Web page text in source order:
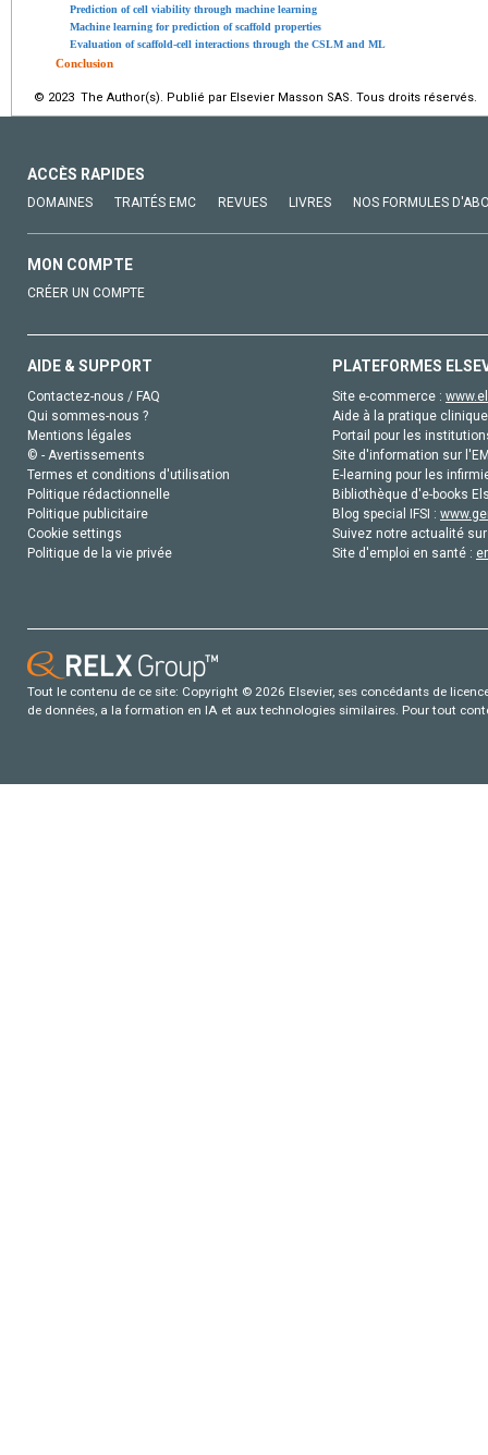
Prediction of cell viability through machine learning
Machine learning for prediction of scaffold properties
Evaluation of scaffold-cell interactions through the CSLM and ML
Conclusion
© 2023 The Author(s). Publié par Elsevier Masson SAS. Tous droits réservés.
ACCÈS RAPIDES
DOMAINES TRAITÉS EMC REVUES LIVRES NOS FORMULES
MON COMPTE
CRÉER UN COMPTE
AIDE & SUPPORT
Contactez-nous / FAQ
Qui sommes-nous ?
Mentions légales
© - Avertissements
Termes et conditions d'utilisation
Politique rédactionnelle
Politique publicitaire
Cookie settings
Politique de la vie privée
PLATEFORMES
Site e-commerce :
Aide à la pratique
Portail pour les
Site d'information sur
E-learning pour les
Bibliothèque d'e-books
Blog special IFSI :
Suivez notre actualité
Site d'emploi en santé :
Tout le contenu de ce site: Copyright © 2026 Elsevier, ses concédants de
de données, a la formation en IA et aux technologies similaires. Pour tout